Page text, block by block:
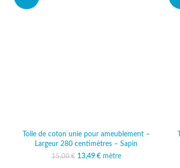
Toile de coton unie pour ameublement –
Largeur 280 centimètres – Sapin
15,00€
Le prix initial était :
13,49 € Le prix actuel est :
mètre